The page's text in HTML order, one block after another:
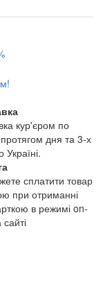
кур'єром по
дня та 3-х
Україні.
сплатити товар
при отриманні
в режимі on-